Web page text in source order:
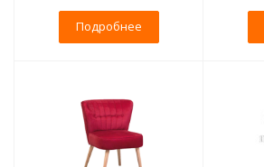
Подробнее